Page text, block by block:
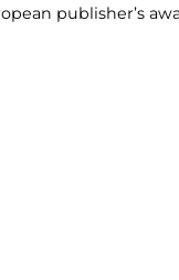
publisher’s